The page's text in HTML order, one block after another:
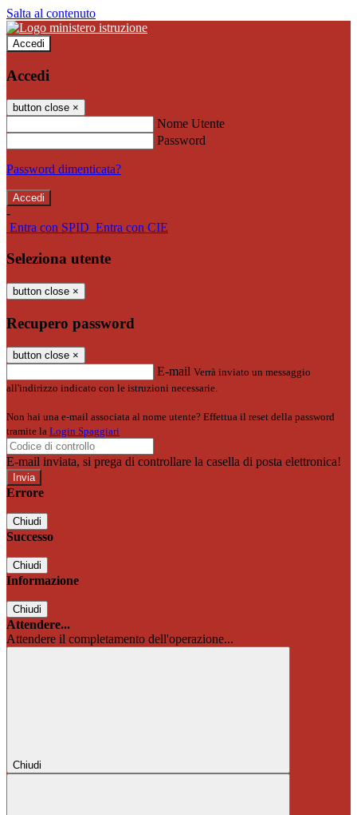
Salta al contenuto
Accedi
Accedi
button close ×
Nome Utente
Password
Password dimenticata?
-
Entra con SPID Entra con CIE
Seleziona utente
button close ×
Recupero password
button close ×
E-mail Verrà inviato un messaggio
all'indirizzo indicato con le istruzioni necessarie.
Non hai una e-mail associata al nome utente? Effettua il reset della password
tramite la Login Spaggiari
E-mail inviata, si prega di controllare la casella di posta elettronica!
Errore
Chiudi
Successo
Chiudi
Informazione
Chiudi
Attendere...
Attendere il completamento dell'operazione...
Chiudi